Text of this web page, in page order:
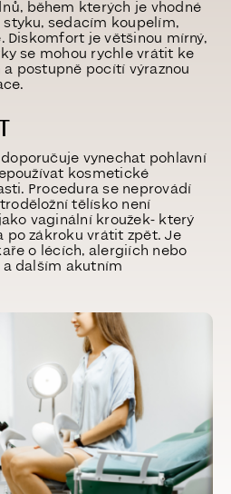
během kterých je vhodné
sedacím koupelím,
Diskomfort je většinou mírný,
se mohou rychle vrátit ke
postupně pocítí výraznou
vynechat pohlavní
kosmetické
Procedura se neprovádí
tělísko není
vaginální kroužek- který
po zákroku vrátit zpět. Je
o lécích, alergiích nebo
dalším akutním